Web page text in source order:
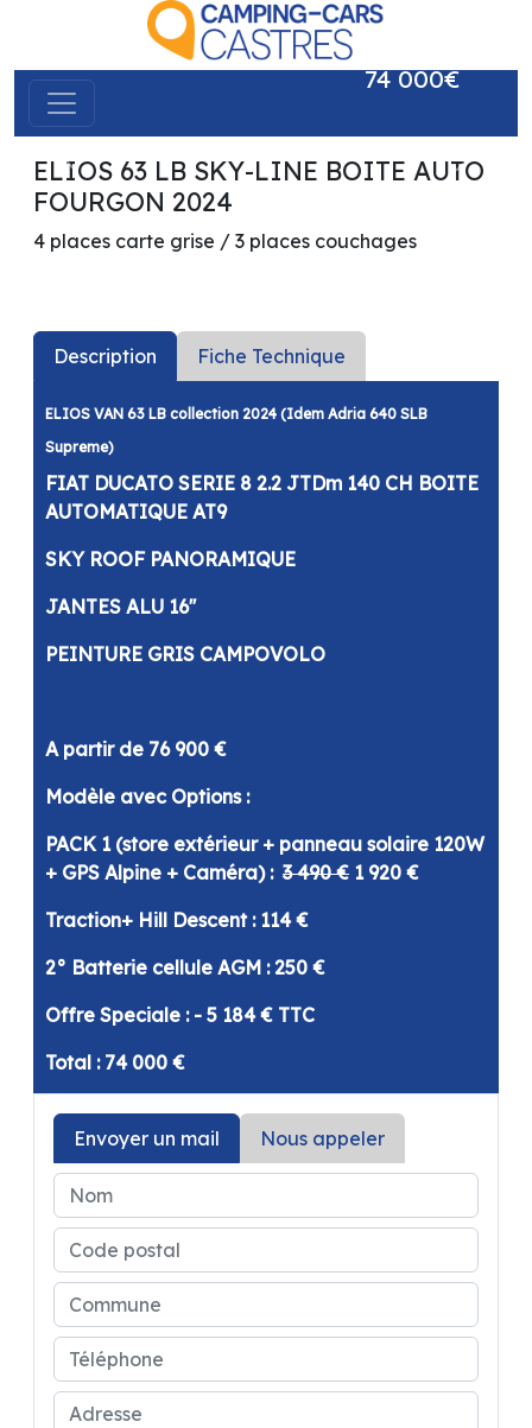
précédent suivant
ELIOS 63 LB SKY-LINE BOITE AUTO
FOURGON 2024
4 places carte grise / 3 places couchages
74 000€
Description Fiche Technique
ELIOS VAN 63 LB collection 2024 (Idem Adria 640 SLB
Supreme)
FIAT DUCATO SERIE 8 2.2 JTDm 140 CH BOITE
AUTOMATIQUE AT9
SKY ROOF PANORAMIQUE
JANTES ALU 16''
PEINTURE GRIS CAMPOVOLO
A partir de 76 900 €
Modèle avec Options :
PACK 1 (store extérieur + panneau solaire 120W
+ GPS Alpine + Caméra) : 3 490 € 1 920 €
Traction+ Hill Descent : 114 €
2° Batterie cellule AGM : 250 €
Offre Speciale : - 5 184 € TTC
Total : 74 000 €
Cabine duplex, Cabinet de toilette 2 en 1,
Moustiquaire de porte, baies affleurantes
Polyvision, Radar de recul ...
Chauffage / Chauffe eau Truma C 4000, Eau
propre 100 litres, Réfrigérateur compression
138 litres, Chassis Heavy 3T5...
A découvrir chez CASTRES CAMPING-CARS !
Reprise, achat, dépôt-vente, FINANCEMENT
Envoyer un mail Nous appeler